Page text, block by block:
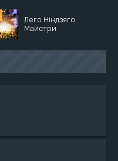
Лего Ніндзяго:
Майстри